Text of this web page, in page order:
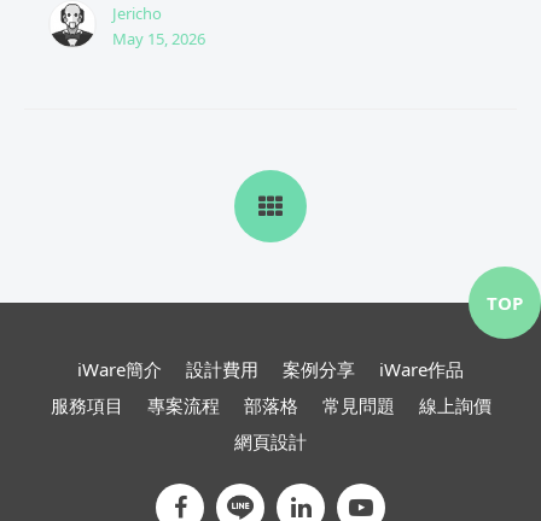
Jericho
May 15, 2026
iWare簡介 設計費用 案例分享
iWare作品
服務項目
專案流程 部落格 常見問題
線上詢價
網頁設計
TOP